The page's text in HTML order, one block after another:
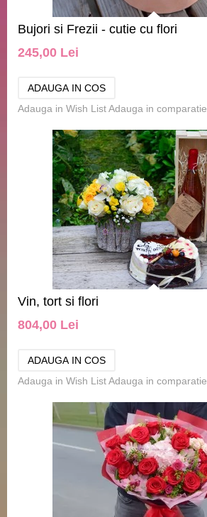
Bujori si Frezii - cutie cu flori
245,00 Lei
Adauga in Wish ListAdauga in comparatie
Vin, tort si flori
804,00 Lei
Adauga in Wish ListAdauga in comparatie